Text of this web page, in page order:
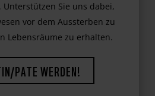
Beitrag zum Schutz
Sie uns dabei,
vor dem Aussterben zu
Lebensräume zu erhalten.
PATE WERDEN!